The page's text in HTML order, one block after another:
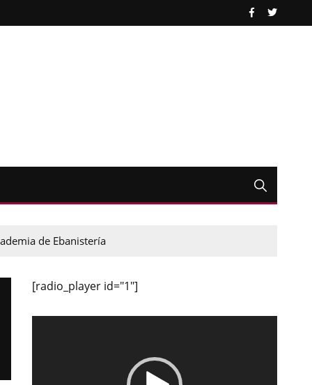
de Ebanistería
[radio_player id="1"]